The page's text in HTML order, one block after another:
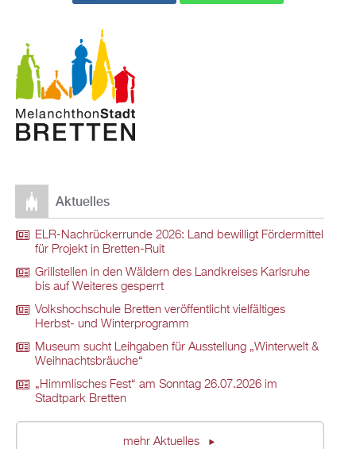
Aktuelles
ELR-Nachrückerrunde 2026: Land bewilligt Fördermittel
für Projekt in Bretten-Ruit
Grillstellen in den Wäldern des Landkreises Karlsruhe
bis auf Weiteres gesperrt
Volkshochschule Bretten veröffentlicht vielfältiges
Herbst- und Winterprogramm
Museum sucht Leihgaben für Ausstellung „Winterwelt &
Weihnachtsbräuche“
„Himmlisches Fest“ am Sonntag 26.07.2026 im
Stadtpark Bretten
mehr Aktuelles